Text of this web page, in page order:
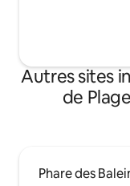
Autres sites
de
Phare des